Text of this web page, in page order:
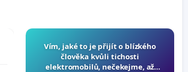
Vím, jaké to je přijít o blízkého
člověka kvůli tichosti
elektromobilů, nečekejme, až